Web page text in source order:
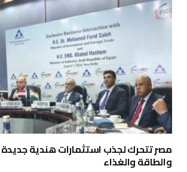
مصر تتحرك لجذب استثمارات هندية
والطاقة والغذاء